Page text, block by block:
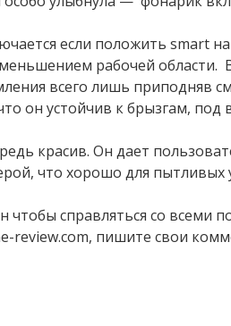
если положить smart
рабочей области.
всего лишь приподняв
он устойчив к брызгам, под
красив. Он дает
что хорошо для
чтобы справляться со всеми
review.com, пишите свои